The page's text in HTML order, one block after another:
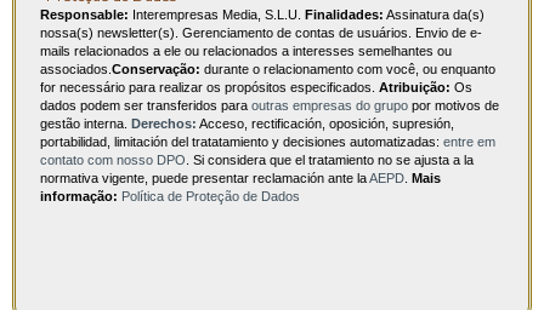
Responsable: Interempresas Media, S.L.U. Finalidades: Assinatura da(s)
nossa(s) newsletter(s). Gerenciamento de contas de usuários. Envio de e-
mails relacionados a ele ou relacionados a interesses semelhantes ou
associados. Conservação: durante o relacionamento com você, ou enquanto
for necessário para realizar os propósitos especificados. Atribuição: Os
dados podem ser transferidos para outras empresas do grupo por motivos de
gestão interna. Derechos: Acceso, rectificación, oposición, supresión,
portabilidad, limitación del tratatamiento y decisiones automatizadas: entre em
contato com nosso DPO . Si considera que el tratamiento no se ajusta a la
normativa vigente, puede presentar reclamación ante laAEPD Mais
informação: Política de Proteção de Dados